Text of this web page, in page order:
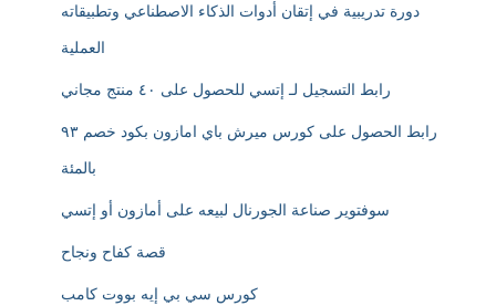
دورة تدريبية في إتقان أدوات الذكاء الاصطناعي وتطبيقاته
العملية
رابط التسجيل لـ إتسي للحصول على ٤٠ منتج مجاني
رابط الحصول على كورس ميرش باي امازون بكود خصم ٩٣
بالمئة
سوفتوير صناعة الجورنال لبيعه على أمازون أو إتسي
قصة كفاح ونجاح
كورس سي بي إيه بووت كامب